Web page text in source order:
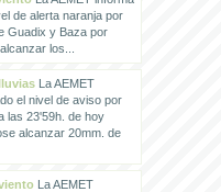
de alerta naranja por
Guadix y Baza por
los...
La AEMET
el nivel de aviso por
las 23'59h. de hoy
alcanzar 20mm. de
La AEMET